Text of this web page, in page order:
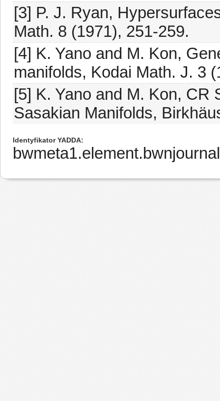
[3] P. J. Ryan,
Math. 8 (1971), 251-259.
[4] K. Yano and M. Kon,
manifolds, Kodai Math. J. 3
[5] K. Yano and M. Kon, CR
Sasakian Manifolds,
Identyfikator YADDA